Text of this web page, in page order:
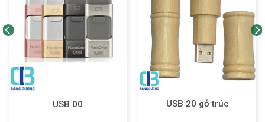
USB 00 USB 20 gỗ trúc